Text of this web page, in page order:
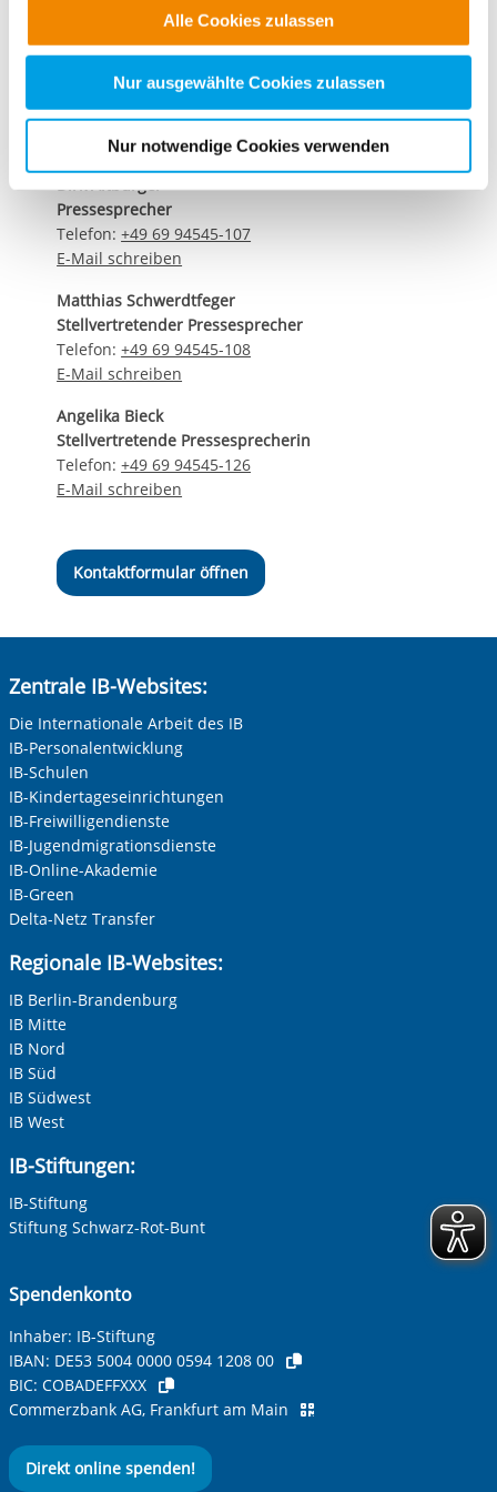
alle Cookie-Kategorien auswählen. Sie können mittels
nachfolgender Buttons über Ihre Einwilligung für diese
Zwecke entscheiden und Ihre erteilte Einwilligung stets
für die Zukunft widerrufen. Bitte beachten Sie: Ihre
Cookies, die erforderlich zur Bereitstellung der von Ihnen
aufgerufenen und somit gewünschten Website-
Funktionen sind. Diese Cookies setzen wir aufgrund
berechtigter Interessen und daher unabhängig von einer
Einwilligung.
Alle Cookies zulassen
Nur ausgewählte Cookies zulassen
Nur notwendige Cookies verwenden
Telefon +49 69 94545-107
internationaler-bund.de
Kontaktdaten unseres Presseteams
Pressesprecher
Telefon:+49 69 94545-107
E-Mail schreiben
Matthias Schwerdtfeger
Stellvertretender Pressesprecher
Telefon:+49 69 94545-108
E-Mail schreiben
Angelika Bieck
Stellvertretende Pressesprecherin
Telefon:+49 69 94545-126
E-Mail schreiben
Kontaktformular öffnen
Zentrale IB-Websites:
Die Internationale Arbeit des IB
IB-Personalentwicklung
IB-Schulen
IB-Kindertageseinrichtungen
IB-Freiwilligendienste
IB-Jugendmigrationsdienste
IB-Online-Akademie
IB-Green
Delta-Netz Transfer
Regionale IB-Websites:
IB Berlin-Brandenburg
IB Mitte
IB Nord
IB Süd
IB Südwest
IB West
IB-Stiftungen:
IB-Stiftung
Stiftung Schwarz-Rot-Bunt
Spendenkonto
Inhaber: IB-Stiftung
IBAN: DE53 5004 0000 0594 1208 00
BIC: COBADEFFXXX
Commerzbank AG, Frankfurt am Main
Direkt online spenden!